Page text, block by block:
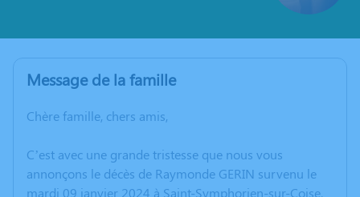
Message de la famille
Chère famille, chers amis,
C’est avec une grande tristesse que nous vous
annonçons le décès de Raymonde GERIN survenu le
mardi 09 janvier 2024 à Saint-Symphorien-sur-Coise.